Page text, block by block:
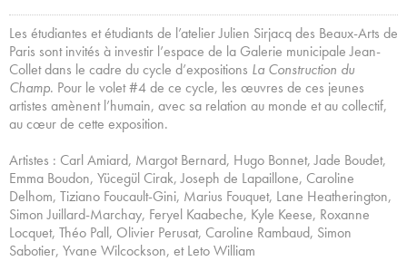
Les étudiantes et étudiants de l’atelier Julien Sirjacq des Beaux-Arts de
Paris sont invités à investir l’espace de la Galerie municipale Jean-
Collet dans le cadre du cycle d’expositions La Construction du
Champ. Pour le volet #4 de ce cycle, les œuvres de ces jeunes
artistes amènent l’humain, avec sa relation au monde et au collectif,
au cœur de cette exposition.
Artistes : Carl Amiard, Margot Bernard, Hugo Bonnet, Jade Boudet,
Emma Boudon, Yücegül Cirak, Joseph de Lapaillone, Caroline
Delhom, Tiziano Foucault-Gini, Marius Fouquet, Lane Heatherington,
Simon Juillard-Marchay, Feryel Kaabeche, Kyle Keese, Roxanne
Locquet, Théo Pall, Olivier Perusat, Caroline Rambaud, Simon
Sabotier, Yvane Wilcockson, et Leto William